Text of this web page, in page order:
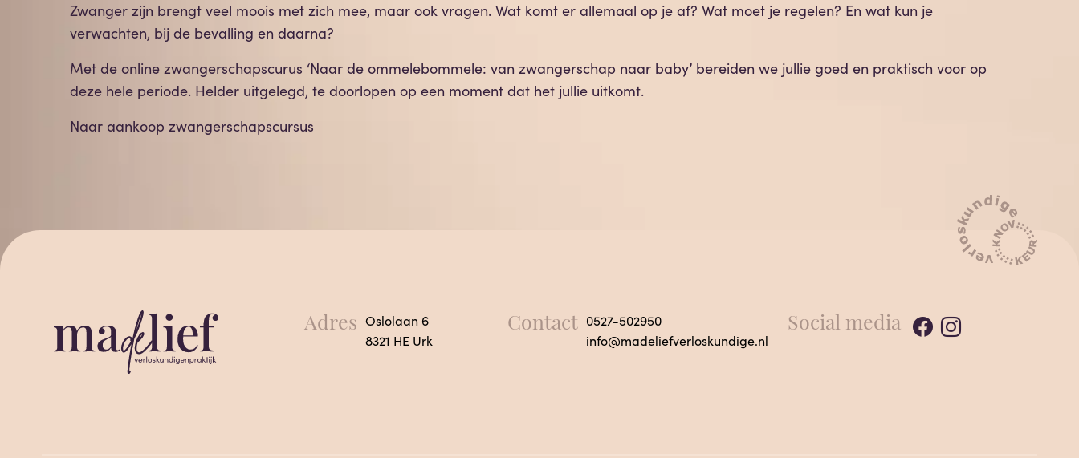
Zwanger zijn brengt veel moois met zich mee, maar ook vragen. Wat komt er allemaal op je af? Wat moet je regelen? En wat kun je
verwachten, bij de bevalling en daarna?
Met de online zwangerschapscurus ‘Naar de ommelebommele: van zwangerschap naar baby’ bereiden we jullie goed en praktisch voor op
deze hele periode. Helder uitgelegd, te doorlopen op een moment dat het jullie uitkomt.
Naar aankoop zwangerschapscursus
Adres Oslolaan 6
8321 HE Urk
Contact 0527-502950
info@madeliefverloskundige.nl
Social media